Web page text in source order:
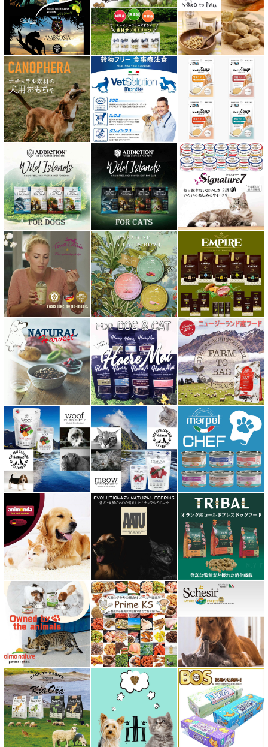
トライバル TRIBAL
ナチュラルコード NATURAL CODE
ナチュラルハーベスト Natural Harvest
Nanki Japan ナンキジャパン
ニュートライプ NUTRIPE
ｐＨ バランス キャット ウォーター
ネイチャーベット NaturVet
バーキングヘッズ BARKING HEADS
ハーロウブレンド Harlow Blend
バイオトロール・バイオフレッシュ Byotrol
バリアサプリ
Haere Mai ハレマエ
阪急ハロードッグ
プロバイオデンタルPet
ビィ・ナチュラル be-NatuRal
ヒマラヤ ドッグ チーズ チュウ
ファープラスト 歯みがきガム
フィッシュ4 ペットフード正規品
フィールドエイト
フォルツァ10 FORZA10
プライムケイズ さかい企画
ブリスミックス BLISMIX
プレスティージ PRESTIGE
プロデン ProDen
ベイリーコー Bailey+Co
ベッツソリューション VetSolution
ベッツラボ Vets Labo
ペットカインド PetKind
ペトコト PETOKOTO